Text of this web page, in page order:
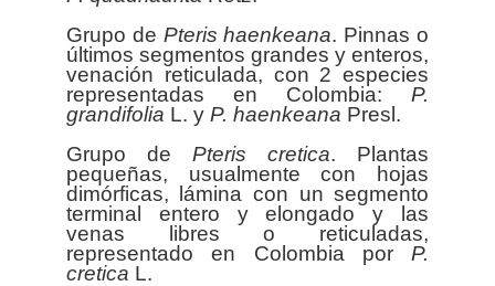
Grupo de Pteris haenkeana. Pinnas o
últimos segmentos grandes y enteros,
venación reticulada, con 2 especies
representadas en Colombia:P.
grandifolia L. y P. haenkeana Presl.
Grupo de Pteris cretica. Plantas
pequeñas, usualmente con hojas
dimórficas, lámina con un segmento
terminal entero y elongado y las
venas libres o reticuladas,
representado en Colombia porP.
cretica